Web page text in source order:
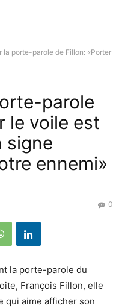
la porte-parole de Fillon: «Porter
parole
le voile est
signe
ennemi»
0
la porte-parole du
François Fillon, elle
qui aime afficher son